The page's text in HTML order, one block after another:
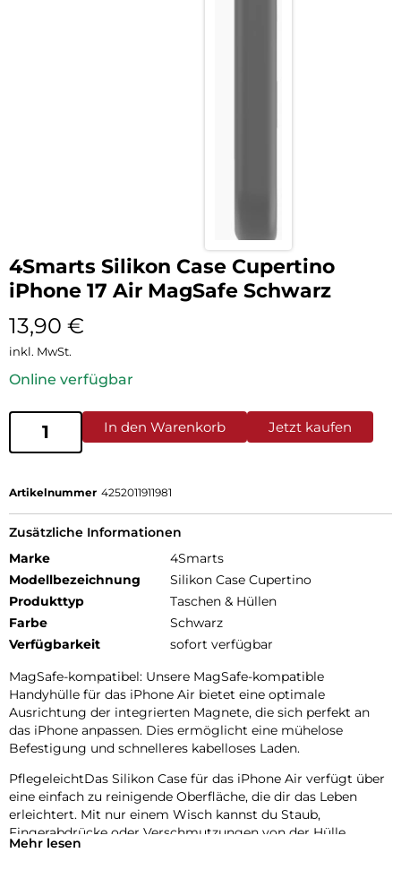
4Smarts Silikon Case Cupertino
iPhone 17 Air MagSafe Schwarz
13,90 €
inkl. MwSt.
Online verfügbar
In den Warenkorb Jetzt kaufen
Artikelnummer 4252011911981
Zusätzliche Informationen
Marke
4Smarts
Modellbezeichnung
Silikon Case Cupertino
Produkttyp
Taschen & Hüllen
Farbe
Schwarz
Verfügbarkeit
sofort verfügbar
MagSafe-kompatibel: Unsere MagSafe-kompatible
Handyhülle für das iPhone Air bietet eine optimale
Ausrichtung der integrierten Magnete, die sich perfekt an
das iPhone anpassen. Dies ermöglicht eine mühelose
Befestigung und schnelleres kabelloses Laden.
PflegeleichtDas Silikon Case für das iPhone Air verfügt über
eine einfach zu reinigende Oberfläche, die dir das Leben
erleichtert. Mit nur einem Wisch kannst du Staub,
Fingerabdrücke oder Verschmutzungen von der Hülle
entfernen und sie wieder in neuem Glanz erstrahlen lassen.
Mehr lesen